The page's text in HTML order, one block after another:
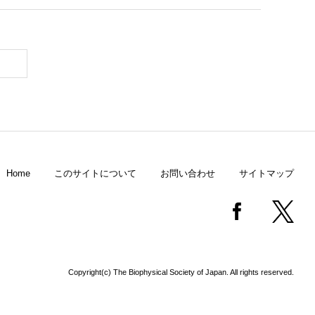
Home このサイトについて お問い合わせ サイトマップ
Copyright(c) The Biophysical Society of Japan. All rights reserved.